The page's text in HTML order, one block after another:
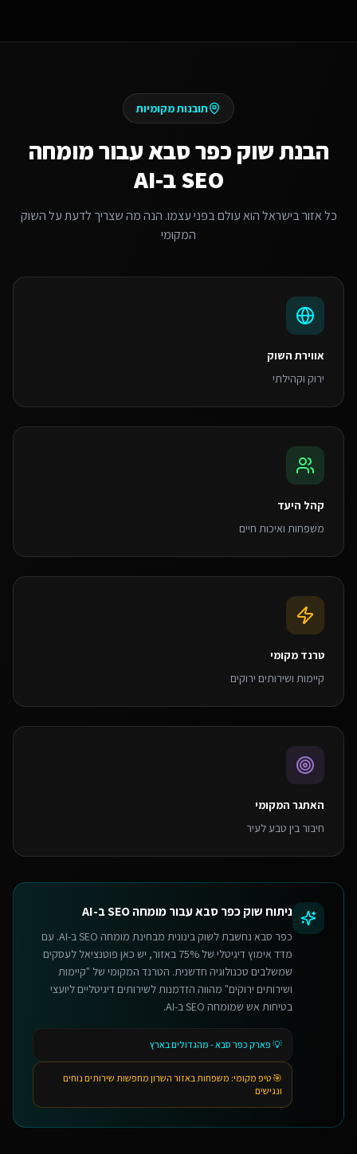
תובנות מקומיות
הבנת שוק כפר סבאעבורמומחה
SEO ב-AI
כל אזור בישראל הוא עולם בפני עצמו. הנה מה שצריך לדעת על השוק
המקומי
אווירת השוק
ירוק וקהילתי
קהל היעד
משפחות ואיכות חיים
טרנד מקומי
קיימות ושירותים ירוקים
האתגר המקומי
חיבור בין טבע לעיר
ניתוח שוקכפר סבאעבורמומחה SEO ב-AI
כפר סבא נחשבת לשוק בינונית מבחינת מומחה SEO ב-AI. עם
מדד אימוץ דיגיטלי של 75% באזור, יש כאן פוטנציאל לעסקים
שמשלבים טכנולוגיה חדשנית. הטרנד המקומי של "קיימות
ושירותים ירוקים" מהווה הזדמנות לשירותים דיגיטליים ליועצי
בטיחות אש שמומחה SEO ב-AI.
💡 פארק כפר סבא - מהגדולים בארץ
🎯 טיפ מקומי: משפחות באזור השרון מחפשות שירותים נוחים
ונגישים